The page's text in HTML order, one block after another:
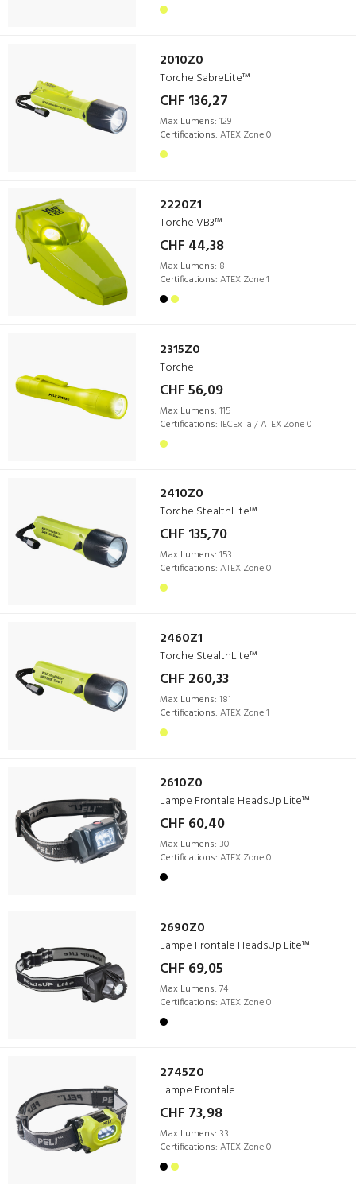
2010Z0
Torche SabreLite™
CHF 136,27
Max Lumens: 129
Certifications: ATEX Zone 0
2220Z1
Torche VB3™
CHF 44,38
Max Lumens: 8
Certifications: ATEX Zone 1
2315Z0
Torche
CHF 56,09
Max Lumens: 115
Certifications: IECEx ia / ATEX Zone 0
2410Z0
Torche StealthLite™
CHF 135,70
Max Lumens: 153
Certifications: ATEX Zone 0
2460Z1
Torche StealthLite™
CHF 260,33
Max Lumens: 181
Certifications: ATEX Zone 1
2610Z0
Lampe Frontale HeadsUp Lite™
CHF 60,40
Max Lumens: 30
Certifications: ATEX Zone 0
2690Z0
Lampe Frontale HeadsUp Lite™
CHF 69,05
Max Lumens: 74
Certifications: ATEX Zone 0
2745Z0
Lampe Frontale
CHF 73,98
Max Lumens: 33
Certifications: ATEX Zone 0